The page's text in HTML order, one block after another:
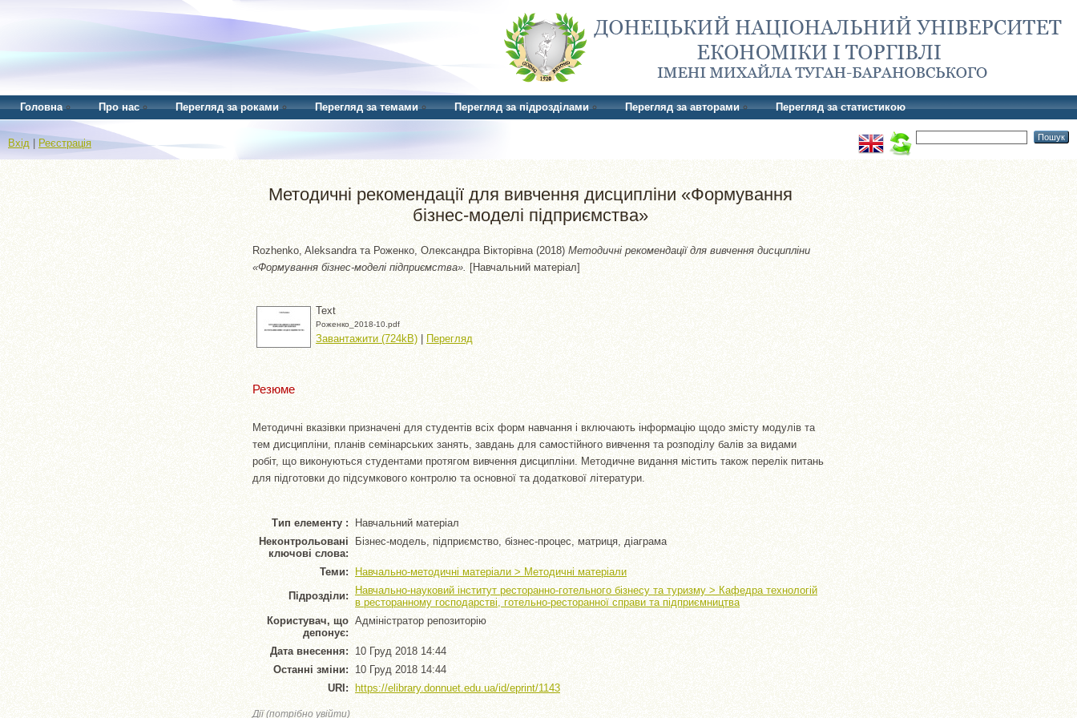
Головна Про нас Перегляд за роками Перегляд за темами Перегляд за підрозділами Перегляд за авторами Перегляд за статистикою
Вхід Реєстрація
Методичні рекомендації для вивчення дисципліни «Формування
бізнес-моделі підприємства»
Rozhenko, Aleksandra та Роженко, Олександра Вікторівна (2018) Методичні рекомендації для вивчення дисципліни
«Формування бізнес-моделі підприємства».
[Навчальний матеріал]
Text
Роженко_2018-10.pdf
Завантажити (724kB) | Перегляд
Резюме
Методичні вказівки призначені для студентів всіх форм навчання і включають інформацію щодо змісту модулів та
тем дисципліни, планів семінарських занять, завдань для самостійного вивчення та розподілу балів за видами
робіт, що виконуються студентами протягом вивчення дисципліни. Методичне видання містить також перелік питань
для підготовки до підсумкового контролю та основної та додаткової літератури.
Тип елементу :
Навчальний матеріал
Неконтрольовані
ключові слова:
Бізнес-модель, підприємство, бізнес-процес, матриця, діаграма
Теми:
Навчально-методичні матеріали > Методичні матеріали
Підрозділи:
Навчально-науковий інститут ресторанно-готельного бізнесу та туризму > Кафедра технологій
в ресторанному господарстві, готельно-ресторанної справи та підприємництва
Користувач, що
депонує:
Адміністратор репозиторію
Дата внесення: 10 Груд 2018 14:44
Останні зміни: 10 Груд 2018 14:44
URI:
https://elibrary.donnuet.edu.ua/id/eprint/1143
Дії (потрібно увійти)